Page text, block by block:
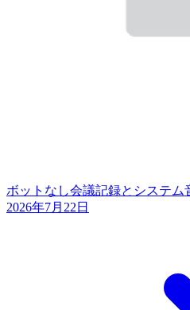
ボットなし会議記録とシステム
2026年7月22日